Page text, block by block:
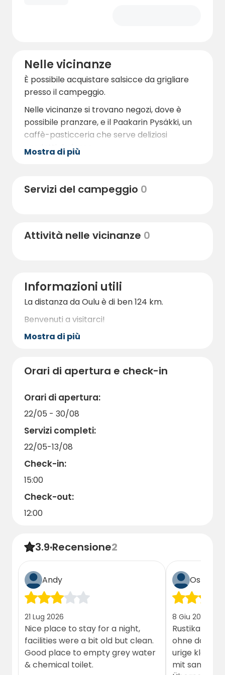
Nelle vicinanze
È possibile acquistare salsicce da grigliare
presso il campeggio.
Nelle vicinanze si trovano negozi, dove è
possibile pranzare, e il Paakarin Pysäkki, un
caffè-pasticceria che serve deliziosi
prodotti da forno.
Mostra di più
Servizi del campeggio 0
Attività nelle vicinanze 0
Informazioni utili
La distanza da Oulu è di ben 124 km.
Benvenuti a visitarci!
Mostra di più
Orari di apertura e check-in
Orari di apertura:
22/05 - 30/08
Servizi completi:
22/05-13/08
Check-in:
15:00
Check-out:
12:00
3.9·Recensione2
Andy
21 Lug 2026
Nice place to stay for a night,
facilities were a bit old but clean.
Good place to empty grey water
& chemical toilet.
Ospite
8 Giu 2026
Rustikal trifft
ohne das
urige kleine,
mit